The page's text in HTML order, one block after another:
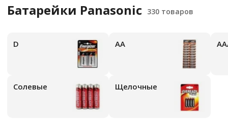
Батарейки Panasonic
D АА
Солевые Щелочные